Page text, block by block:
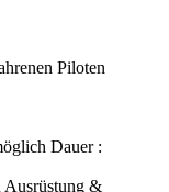
Piloten
Dauer :
Ausrüstung &